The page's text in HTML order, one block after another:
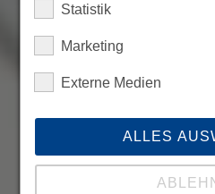
Statistik
Marketing
Externe Medien
ALLES